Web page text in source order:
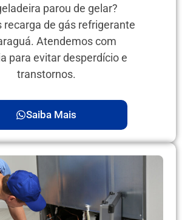
parou de gelar?
recarga de gás refrigerante
Atendemos com
para evitar desperdício e
transtornos.
Saiba Mais